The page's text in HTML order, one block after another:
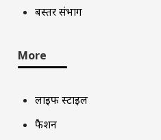
बस्तर संभाग
More
लाइफ स्टाइल
फैशन